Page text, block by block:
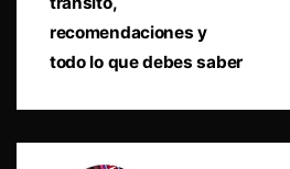
recomendaciones y
todo lo que debes saber